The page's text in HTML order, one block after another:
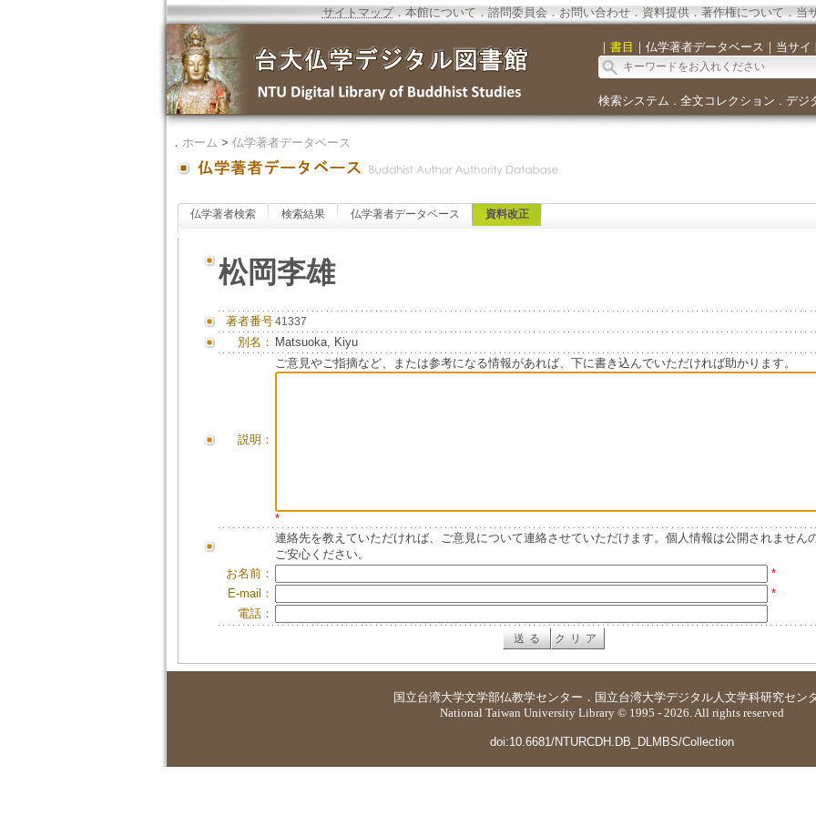
サイトマップ．本館について．諮問委員会． お問い合わせ． 資料提供．著作権について．当
｜ 書目 ｜ 仏学著者データベース ｜ 当サイ
検索システム ． 全文コレクション ． デジ
． ホーム > 仏学著者データベース
仏学著者検索 検索結果 仏学著者データベース 資料改正
松岡李雄
著者番号41337
別名： Matsuoka, Kiyu
説明：
ご意見やご指摘など、または参考になる情報があれば、下に書き込んでいただければ助かります。
*
連絡先を教えていただければ、ご意見について連絡させていただけます。個人情報は公開されません
ご安心ください。
お名前：
*
E-mail：
*
電話：
国立台湾大学文学部仏教学センター ． 国立台湾大学デジタル人文学科研究セン
National Taiwan University Library © 1995 - 2026. All rights reserved
doi:10.6681/NTURCDH.DB_DLMBS/Collection